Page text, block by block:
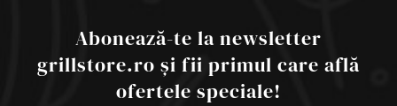
Abonează-te la newsletter
grillstore.ro și fii primul care află
ofertele speciale!